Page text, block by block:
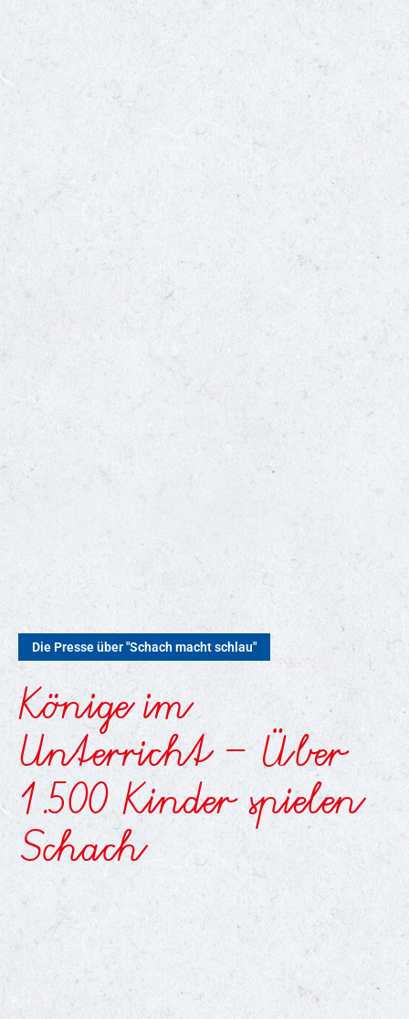
Die Presse über "Schach macht schlau"
Könige im
Unterricht – Über
1.500 Kinder spielen
Schach